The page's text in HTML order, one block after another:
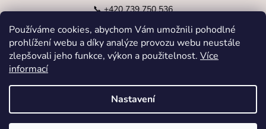
Používáme cookies, abychom Vám umožnili pohodlné
prohlížení webu a díky analýze provozu webu neustále
zlepšovali jeho funkce, výkon a použitelnost. Více
informací
Nastavení
📞+420 739 750 536
✉️info@kadlcak.cz
Vytvořil Shoptet